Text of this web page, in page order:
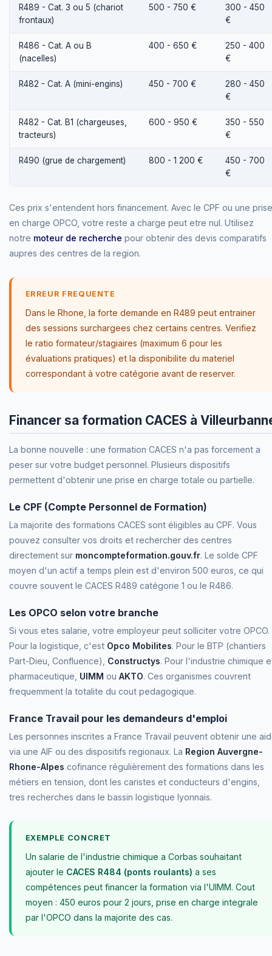
R489 - Cat. 3 ou 5 (chariot
frontaux)
500 - 750 €
300 - 450
€
R486 - Cat. A ou B
(nacelles)
400 - 650 €
250 - 400
€
R482 - Cat. A (mini-engins) 450 - 700 €
280 - 450
€
R482 - Cat. B1 (chargeuses,
tracteurs)
600 - 950 €
350 - 550
€
R490 (grue de chargement) 800 - 1 200 €
450 - 700
€
Ces prix s'entendent hors financement. Avec le CPF ou une prise
en charge OPCO, votre reste a charge peut etre nul. Utilisez
notre moteur de recherche pour obtenir des devis comparatifs
aupres des centres de la region.
ERREUR FREQUENTE
Dans le Rhone, la forte demande en R489 peut entrainer
des sessions surchargees chez certains centres. Verifiez
le ratio formateur/stagiaires (maximum 6 pour les
évaluations pratiques) et la disponibilite du materiel
correspondant à votre catégorie avant de reserver.
Financer sa formation CACES à
La bonne nouvelle : une formation CACES n'a pas forcement a
peser sur votre budget personnel. Plusieurs dispositifs
permettent d'obtenir une prise en charge totale ou partielle.
Le CPF (Compte Personnel de Formation)
La majorite des formations CACES sont éligibles au CPF. Vous
pouvez consulter vos droits et rechercher des centres
directement sur moncompteformation.gouv.fr. Le solde CPF
moyen d'un actif a temps plein est d'environ 500 euros, ce qui
couvre souvent le CACES R489 catégorie 1 ou le R486.
Les OPCO selon votre branche
Si vous etes salarie, votre employeur peut solliciter votre OPCO.
Pour la logistique, c'est Opco Mobilites. Pour le BTP (chantiers
Part-Dieu, Confluence), Constructys. Pour l'industrie chimique
pharmaceutique, UIMM ou AKTO. Ces organismes couvrent
frequemment la totalite du cout pedagogique.
France Travail pour les demandeurs d'emploi
Les personnes inscrites a France Travail peuvent obtenir une
via une AIF ou des dispositifs regionaux. La Region Auvergne-
Rhone-Alpes cofinance régulièrement des formations dans les
métiers en tension, dont les caristes et conducteurs d'engins,
tres recherches dans le bassin logistique lyonnais.
EXEMPLE CONCRET
Un salarie de l'industrie chimique a Corbas souhaitant
ajouter le CACES R484 (ponts roulants) a ses
compétences peut financer la formation via l'UIMM. Cout
moyen : 450 euros pour 2 jours, prise en charge integrale
par l'OPCO dans la majorite des cas.